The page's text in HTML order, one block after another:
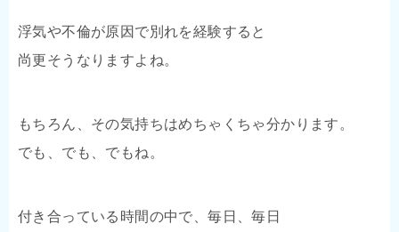
浮気や不倫が原因で別れを経験すると
尚更そうなりますよね。
もちろん、その気持ちはめちゃくちゃ分かります。
でも、でも、でもね。
付き合っている時間の中で、毎日、毎日